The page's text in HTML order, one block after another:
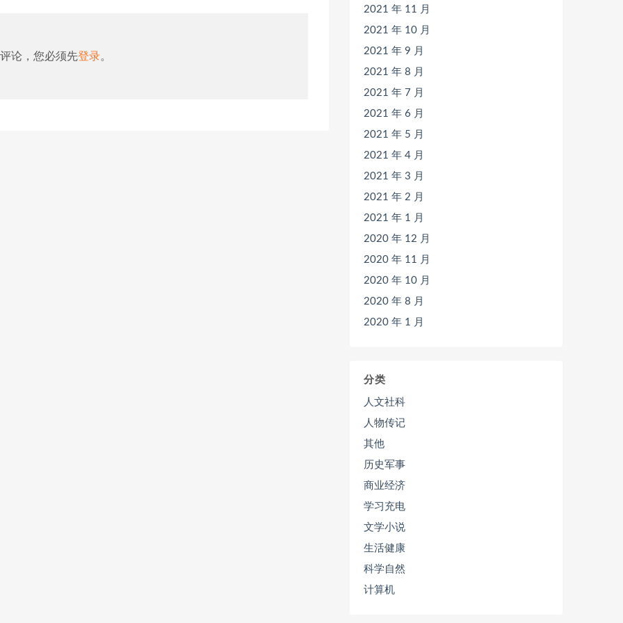
论，您必须先登录。
2021 年 11 月
2021 年 10 月
2021 年 9 月
2021 年 8 月
2021 年 7 月
2021 年 6 月
2021 年 5 月
2021 年 4 月
2021 年 3 月
2021 年 2 月
2021 年 1 月
2020 年 12 月
2020 年 11 月
2020 年 10 月
2020 年 8 月
2020 年 1 月
分类
人文社科
人物传记
其他
历史军事
商业经济
学习充电
文学小说
生活健康
科学自然
计算机